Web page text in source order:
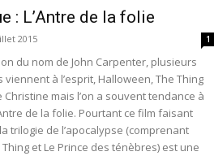
: L’Antre de la folie
2015 1
du nom de John Carpenter, plusieurs
viennent à l’esprit, Halloween, The Thing
Christine mais l’on a souvent tendance à
de la folie. Pourtant ce film faisant
trilogie de l’apocalypse (comprenant
et Le Prince des ténèbres) est une